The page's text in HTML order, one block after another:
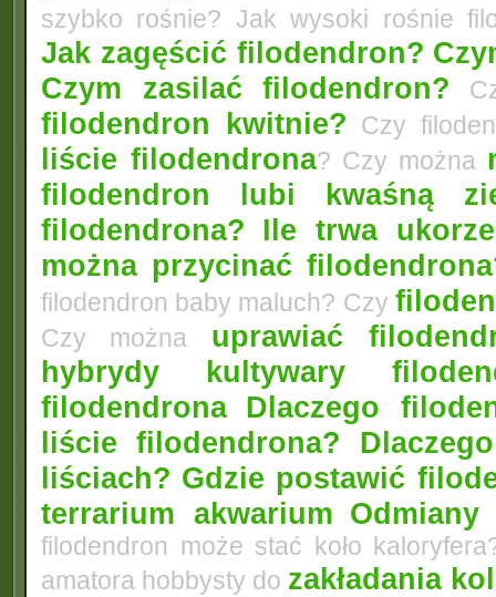
szybko rośnie? Jak wysoki rośnie
Jak zagęścić filodendron?
Czym zasilać filodendron?
filodendron kwitnie? Czy
liście filodendrona? Czy można
filodendron lubi kwaśną
filodendrona? Ile trwa
można przycinać
filodendron baby maluch? Czy
Czy można uprawiać
hybrydy kultywary
filodendrona Dlaczego
liście filodendrona?
liściach? Gdzie postawić
terrarium akwarium
filodendron może stać koło
amatora hobbysty do zakładania